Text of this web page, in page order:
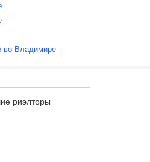
во Владимире
риэлторы